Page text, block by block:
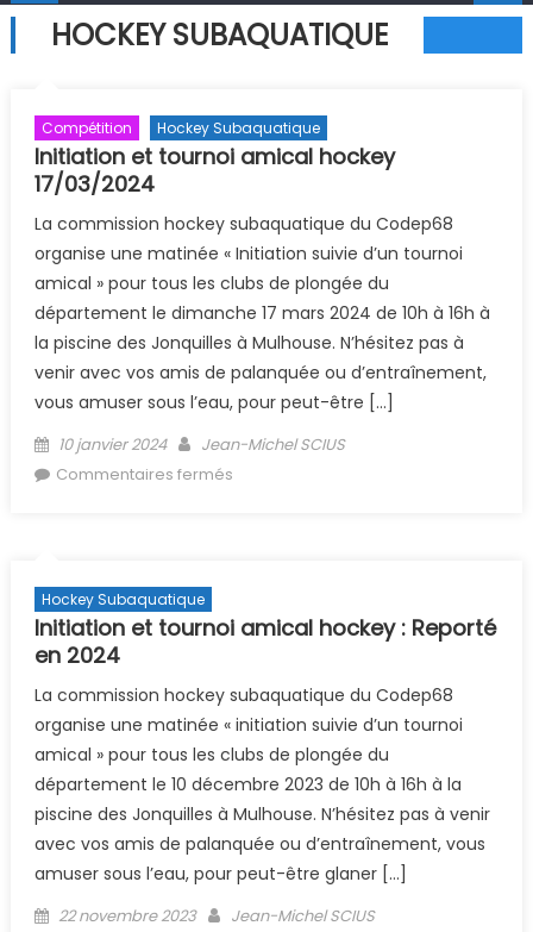
HOCKEY SUBAQUATIQUE
Compétition Hockey Subaquatique
Initiation et tournoi amical hockey
17/03/2024
La commission hockey subaquatique du Codep68
organise une matinée « Initiation suivie d’un tournoi
amical » pour tous les clubs de plongée du
département le dimanche 17 mars 2024 de 10h à 16h à
la piscine des Jonquilles à Mulhouse. N’hésitez pas à
venir avec vos amis de palanquée ou d’entraînement,
vous amuser sous l’eau, pour peut-être […]
Posted on
10 janvier 2024 Author
Jean-Michel SCIUS
Commentaires fermés
Hockey Subaquatique
Initiation et tournoi amical hockey : Reporté
en 2024
La commission hockey subaquatique du Codep68
organise une matinée « initiation suivie d’un tournoi
amical » pour tous les clubs de plongée du
département le 10 décembre 2023 de 10h à 16h à la
piscine des Jonquilles à Mulhouse. N’hésitez pas à venir
avec vos amis de palanquée ou d’entraînement, vous
amuser sous l’eau, pour peut-être glaner […]
Posted on
22 novembre 2023 Author
Jean-Michel SCIUS